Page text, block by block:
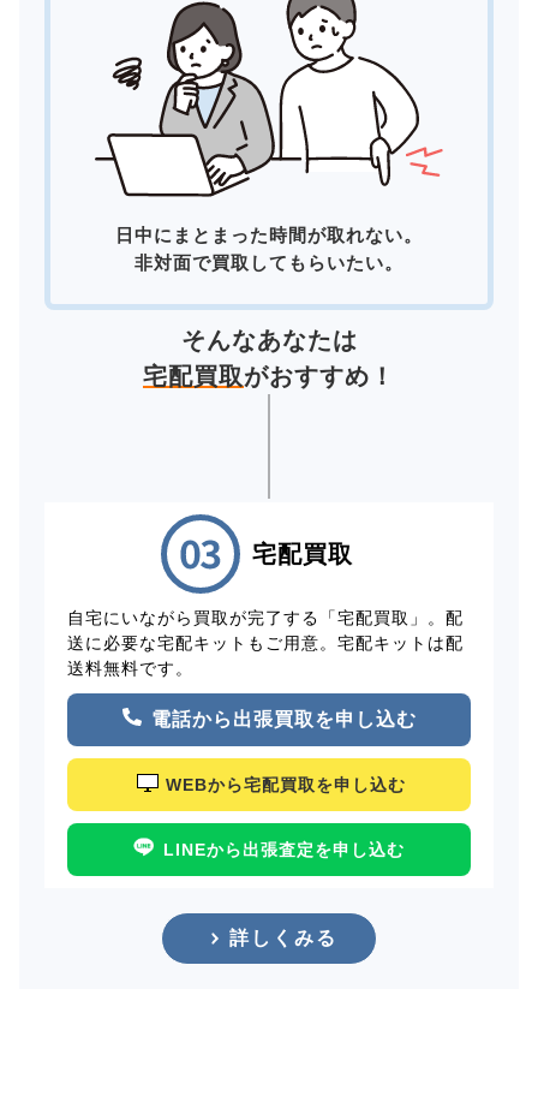
日中にまとまった時間が取れない。
非対面で買取してもらいたい。
そんなあなたは
宅配買取がおすすめ！
宅配買取
自宅にいながら買取が完了する「宅配買取」。配
送に必要な宅配キットもご用意。宅配キットは配
送料無料です。
電話から出張買取を申し込む
WEBから宅配買取を申し込む
LINEから出張査定を申し込む
詳しくみる